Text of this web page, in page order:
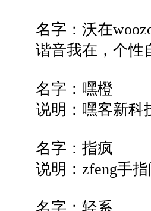
名字：沃在
谐音我在，个性
名字：嘿橙
说明：嘿客新科
名字：指疯
说明：zfeng手指
名字：轻系